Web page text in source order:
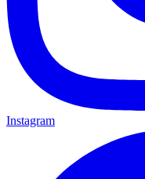
Instagram